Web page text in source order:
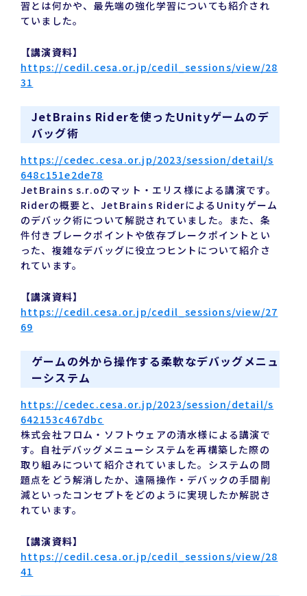
習とは何かや、最先端の強化学習についても紹介され
ていました。
【講演資料】
https://cedil.cesa.or.jp/cedil_sessions/view/28
31
JetBrains Riderを使ったUnityゲームのデ
バッグ術
https://cedec.cesa.or.jp/2023/session/detail/s
648c151e2de78
JetBrains s.r.oのマット・エリス様による講演です。
Riderの概要と、JetBrains RiderによるUnityゲーム
のデバック術について解説されていました。また、条
件付きブレークポイントや依存ブレークポイントとい
った、複雑なデバッグに役立つヒントについて紹介さ
れています。
【講演資料】
https://cedil.cesa.or.jp/cedil_sessions/view/27
69
ゲームの外から操作する柔軟なデバッグメニュ
ーシステム
https://cedec.cesa.or.jp/2023/session/detail/s
642153c467dbc
株式会社フロム・ソフトウェアの清水様による講演で
す。自社デバッグメニューシステムを再構築した際の
取り組みについて紹介されていました。システムの問
題点をどう解消したか、遠隔操作・デバックの手間削
減といったコンセプトをどのように実現したか解説さ
れています。
【講演資料】
https://cedil.cesa.or.jp/cedil_sessions/view/28
41